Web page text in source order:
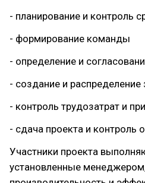
- планирование и контроль
- формирование команды
- определение и
- создание и распределение
- контроль трудозатрат и
- сдача проекта и контроль
Участники проекта
установленные